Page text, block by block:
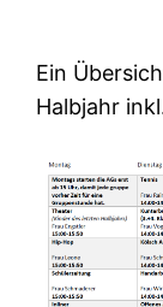
Ein
Halbjahr